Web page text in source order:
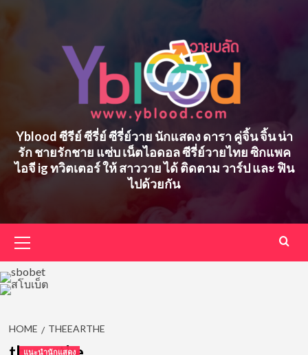
Yblood ซีรีย์ ซีรี่ย์ ซีรี่ย์วาย นักแสดง ดารา คู่จิ้น จิ้น น่า
รัก ชายรักชาย แซ่บ เน็ตไอดอล ซีรี่ย์วายไทย ซิกแพค
ไอจี ig ทวิตเตอร์ ให้ สาววาย ได้ ติดตาม วาร์ป และ ฟิน
ไปด้วยกัน
Menu
HOME THEEARTHE
แนะนำนักแสดง